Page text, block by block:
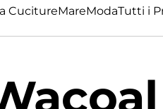
CucitureMareModaTutti i